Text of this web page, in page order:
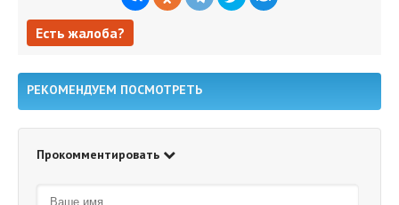
Есть жалоба?
РЕКОМЕНДУЕМ ПОСМОТРЕТЬ
Прокомментировать